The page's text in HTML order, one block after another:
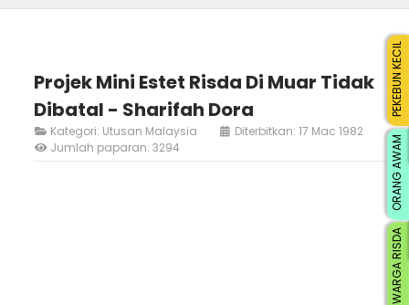
Projek Mini Estet Risda Di Muar Tidak
Dibatal - Sharifah Dora
Kategori: Utusan Malaysia
Diterbitkan: 17 Mac 1982
Jumlah paparan: 3294
WARGA RISDA
ORANG AWAM
PEKEBUN KECIL